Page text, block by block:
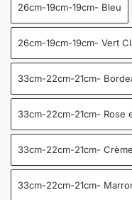
26cm-19cm-19cm- Bleu
26cm-19cm-19cm- Vert
33cm-22cm-21cm-
33cm-22cm-21cm- Rose
33cm-22cm-21cm-
33cm-22cm-21cm-